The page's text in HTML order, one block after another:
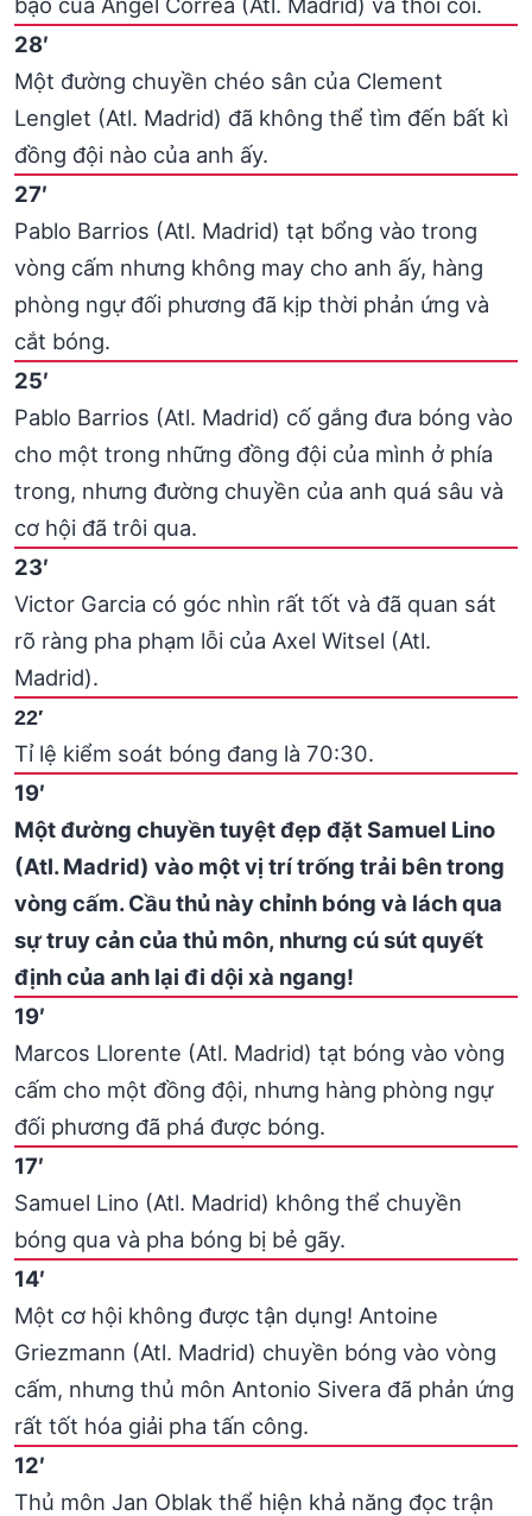
28′
Một đường chuyền chéo sân của Clement
Lenglet (Atl. Madrid) đã không thể tìm đến bất kì
đồng đội nào của anh ấy.
27′
Pablo Barrios (Atl. Madrid) tạt bổng vào trong
vòng cấm nhưng không may cho anh ấy, hàng
phòng ngự đối phương đã kịp thời phản ứng và
cắt bóng.
25′
Pablo Barrios (Atl. Madrid) cố gắng đưa bóng vào
cho một trong những đồng đội của mình ở phía
trong, nhưng đường chuyền của anh quá sâu và
cơ hội đã trôi qua.
23′
Victor Garcia có góc nhìn rất tốt và đã quan sát
rõ ràng pha phạm lỗi của Axel Witsel (Atl.
Madrid).
22′
Tỉ lệ kiểm soát bóng đang là 70:30.
19′
Một đường chuyền tuyệt đẹp đặt Samuel Lino
(Atl. Madrid) vào một vị trí trống trải bên trong
vòng cấm. Cầu thủ này chỉnh bóng và lách qua
sự truy cản của thủ môn, nhưng cú sút quyết
định của anh lại đi dội xà ngang!
19′
Marcos Llorente (Atl. Madrid) tạt bóng vào vòng
cấm cho một đồng đội, nhưng hàng phòng ngự
đối phương đã phá được bóng.
17′
Samuel Lino (Atl. Madrid) không thể chuyền
bóng qua và pha bóng bị bẻ gãy.
14′
Một cơ hội không được tận dụng! Antoine
Griezmann (Atl. Madrid) chuyền bóng vào vòng
cấm, nhưng thủ môn Antonio Sivera đã phản ứng
rất tốt hóa giải pha tấn công.
12′
Thủ môn Jan Oblak thể hiện khả năng đọc trận